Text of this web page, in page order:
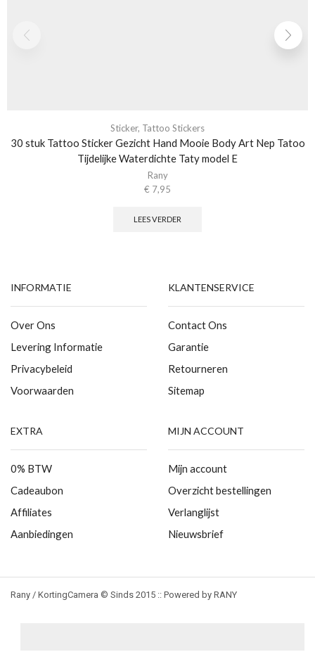
Sticker, Tattoo Stickers
30 stuk Tattoo Sticker Gezicht Hand Mooie Body Art Nep Tatoo
Tijdelijke Waterdichte Taty model E
Rany
€ 7,95
LEES VERDER
INFORMATIE
Over Ons
Levering Informatie
Privacybeleid
Voorwaarden
KLANTENSERVICE
Contact Ons
Garantie
Retourneren
Sitemap
EXTRA
0% BTW
Cadeaubon
Affiliates
Aanbiedingen
MIJN ACCOUNT
Mijn account
Overzicht bestellingen
Verlanglijst
Nieuwsbrief
Rany / KortingCamera © Sinds 2015 :: Powered by RANY